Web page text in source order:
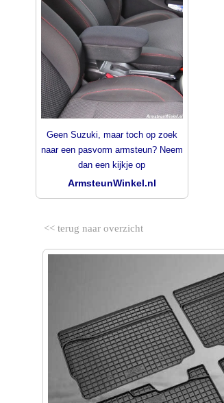
Geen Suzuki, maar toch op zoek
naar een pasvorm armsteun? Neem
dan een kijkje op
ArmsteunWinkel.nl
<< terug naar overzicht